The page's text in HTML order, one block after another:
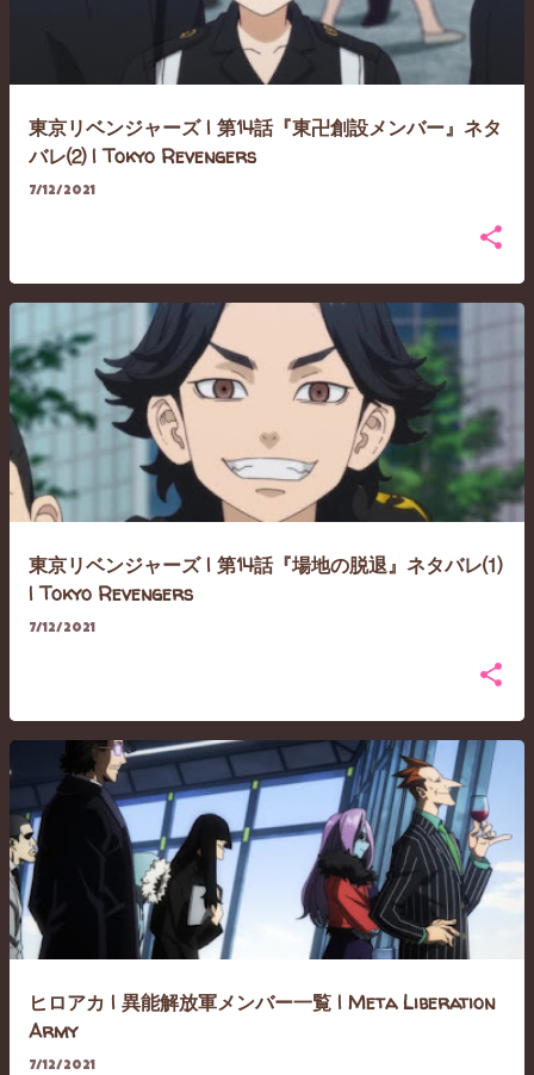
東京リベンジャーズ | 第14話『東卍創設メンバー』ネタ
バレ⑵ | Tokyo Revengers
7/12/2021
東京リベンジャーズ | 第14話『場地の脱退』ネタバレ⑴
| Tokyo Revengers
7/12/2021
ヒロアカ | 異能解放軍メンバー一覧 | Meta Liberation
Army
7/12/2021